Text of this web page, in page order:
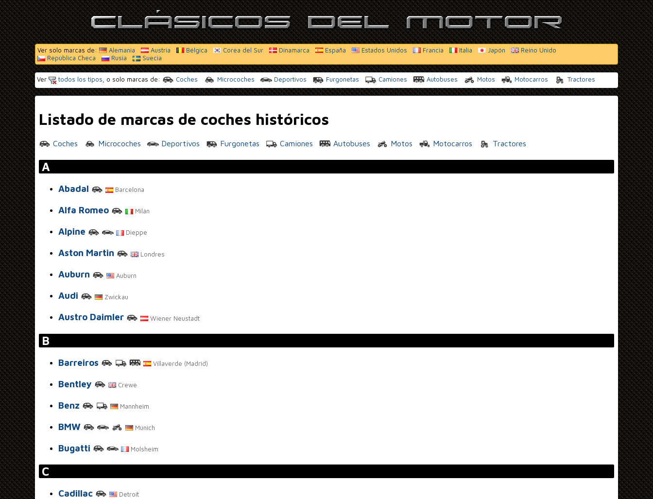
Ver solo marcas de: Alemania Austria Bélgica Corea del Sur Dinamarca España Estados Unidos Francia Italia Japón
Reino Unido
República Checa
Rusia Suecia
Ver todos los tipos , o solo marcas de: Coches Microcoches Deportivos Furgonetas Camiones Autobuses Motos Motocarros Tractores
Listado de marcas de coches históricos
Coches Microcoches Deportivos Furgonetas Camiones Autobuses Motos Motocarros Tractores
A
Abadal Barcelona
Alfa Romeo Milán
Alpine Dieppe
Aston Martin Londres
Auburn Auburn
Audi Zwickau
Austro Daimler Wiener Neustadt
B
Barreiros Villaverde (Madrid)
Bentley Crewe
Benz Mannheim
BMW Múnich
Bugatti Molsheim
C
Cadillac Detroit